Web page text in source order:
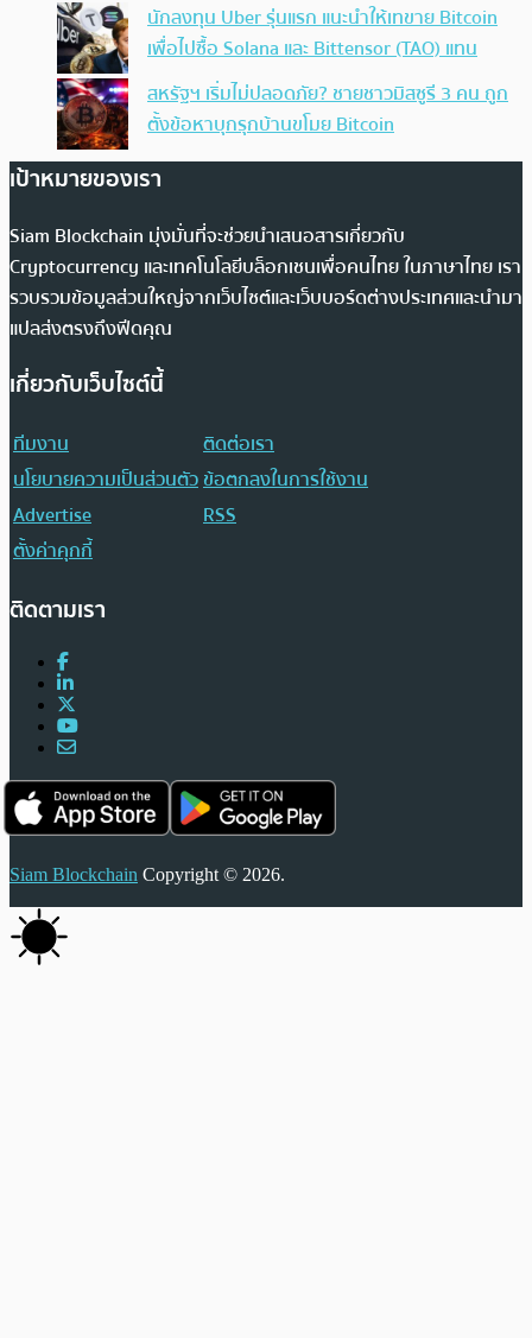
นักลงทุน Uber รุ่นแรก แนะนำให้เทขาย Bitcoin
เพื่อไปซื้อ Solana และ Bittensor (TAO) แทน
สหรัฐฯ เริ่มไม่ปลอดภัย? ชายชาวมิสซูรี 3 คน ถูก
ตั้งข้อหาบุกรุกบ้านขโมย Bitcoin
เป้าหมายของเรา
Siam Blockchain มุ่งมั่นที่จะช่วยนำเสนอสารเกี่ยวกับ
Cryptocurrency และเทคโนโลยีบล็อกเชนเพื่อคนไทย ในภาษาไทย เรา
รวบรวมข้อมูลส่วนใหญ่จากเว็บไซต์และเว็บบอร์ดต่างประเทศและนำมา
แปลส่งตรงถึงฟีดคุณ
เกี่ยวกับเว็บไซต์นี้
ทีมงาน
ติดต่อเรา
นโยบายความเป็นส่วนตัวข้อตกลงในการใช้งาน
Advertise
RSS
ตั้งค่าคุกกี้
ติดตามเรา
Siam Blockchain Copyright © 2026.